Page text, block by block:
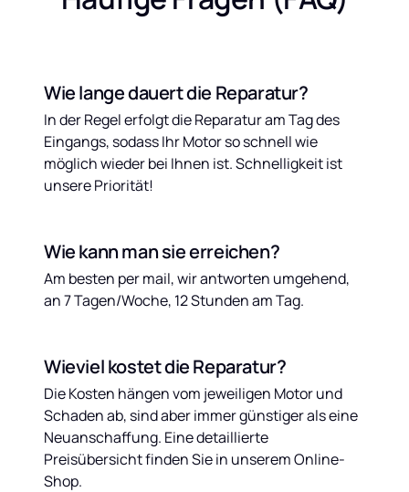
Wie lange dauert die Reparatur?
In der Regel erfolgt die Reparatur am Tag des
Eingangs, sodass Ihr Motor so schnell wie
möglich wieder bei Ihnen ist. Schnelligkeit ist
unsere Priorität!
Wie kann man sie erreichen?
Am besten per mail, wir antworten umgehend,
an 7 Tagen/Woche, 12 Stunden am Tag.
Wieviel kostet die Reparatur?
Die Kosten hängen vom jeweiligen Motor und
Schaden ab, sind aber immer günstiger als eine
Neuanschaffung. Eine detaillierte
Preisübersicht finden Sie in unserem Online-
Shop.